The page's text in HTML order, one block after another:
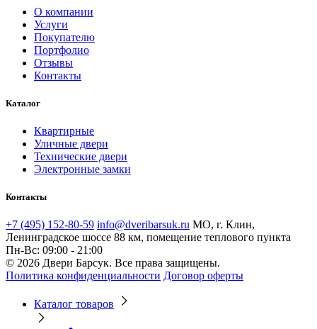
О компании
Услуги
Покупателю
Портфолио
Отзывы
Контакты
Каталог
Квартирные
Уличные двери
Технические двери
Электронные замки
Контакты
+7 (495) 152-80-59 info@dveribarsuk.ru МО, г. Клин,
Ленинградское шоссе 88 км, помещение теплового пункта
Пн-Вс: 09:00 - 21:00
© 2026 Двери Барсук. Все права защищены.
Политика конфиденциальности Договор оферты
Каталог товаров